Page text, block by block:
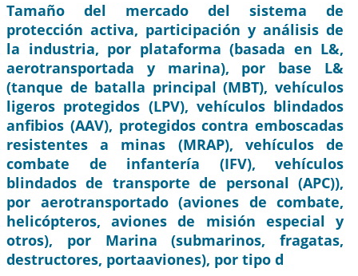
Tamaño del mercado del sistema de
protección activa, participación y análisis de
la industria, por plataforma (basada en L&,
aerotransportada y marina), por base L&
(tanque de batalla principal (MBT), vehículos
ligeros protegidos (LPV), vehículos blindados
anfibios (AAV), protegidos contra emboscadas
resistentes a minas (MRAP), vehículos de
combate de infantería (IFV), vehículos
blindados de transporte de personal (APC)),
por aerotransportado (aviones de combate,
helicópteros, aviones de misión especial y
otros), por Marina (submarinos, fragatas,
destructores, portaaviones), por tipo d